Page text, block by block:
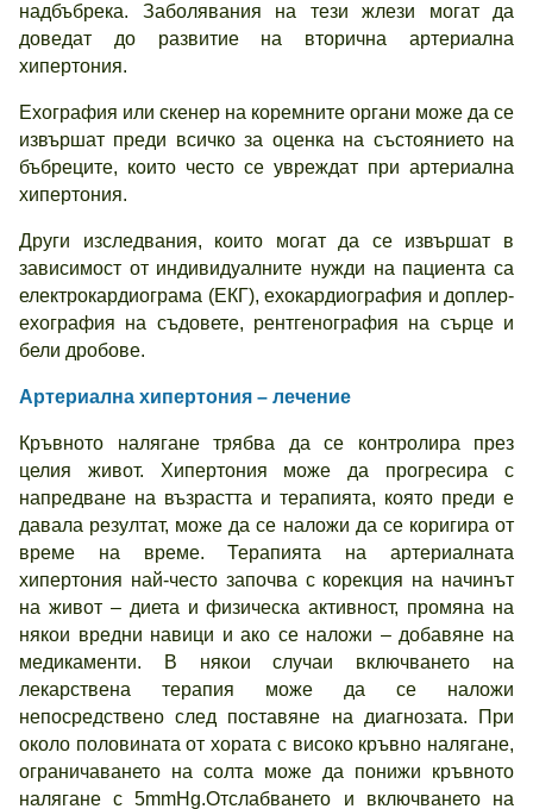
надбъбрека. Заболявания на тези жлези могат да
доведат до развитие на вторична артериална
хипертония.
Ехография или скенер на коремните органи може да се
извършат преди всичко за оценка на състоянието на
бъбреците, които често се увреждат при артериална
хипертония.
Други изследвания, които могат да се извършат в
зависимост от индивидуалните нужди на пациента са
електрокардиограма (ЕКГ), ехокардиография и доплер-
ехография на съдовете, рентгенография на сърце и
бели дробове.
Артериална хипертония – лечение
Кръвното налягане трябва да се контролира през
целия живот. Хипертония може да прогресира с
напредване на възрастта и терапията, която преди е
давала резултат, може да се наложи да се коригира от
време на време. Терапията на артериалната
хипертония най-често започва с корекция на начинът
на живот – диета и физическа активност, промяна на
някои вредни навици и ако се наложи – добавяне на
медикаменти. В някои случаи включването на
лекарствена терапия може да се наложи
непосредствено след поставяне на диагнозата. При
около половината от хората с високо кръвно налягане,
ограничаването на солта може да понижи кръвното
налягане с 5mmHg.Отслабването и включването на